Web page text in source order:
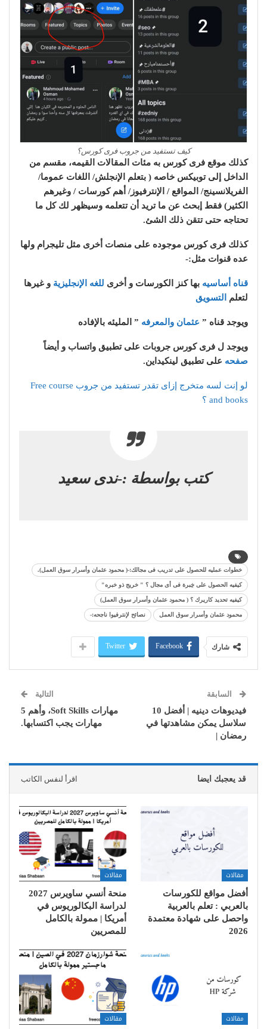
كيف تستفيد من جروب فرى كورس؟
كذلك موقع فرى كورس به مئات المقالات القيمه، مقسم من
الداخل إلى توبيكس خاصه ( بتعلم الإنجلش/ اللغات عموما/
الفريلانسينج/ المواقع / الإنترفيوز/ أهم كورسات / وغيرهم
الكثير) فقط إبحث عن ما تريد أن تتعلمه وسيظهر لك كل ما
تحتاجه حتى تتقن ذلك الشئ.
كذلك فرى كورس موجوده على منصات أخرى مثل تليجرام ولها
عده قنوات مثل:-
قناه أساسيه بها كنز الكورسات و أخرى للغه الإنجليزية و غيرها
لتعلم
التسويق
ويوجد قناه ” عثمان والمعرفه ” المليئه بالإفاده
ويوجد ل فرى كورس جروبات على تطبيق واتساب و أيضاً
صفحه على تطبيق لينكيداين.
لو إنت لسه متخرج إزاى تقدر تستفيد من جروب Free course
and books ؟
كتب بواسطة :-ندى سعيد
خطوات عمليه للحصول على تدريب فى مجالك:-( محمود عثمان وأسرار سوق العمل).
كيفيه الحصول على خِبرة فى أى مجال ؟ " خريج ذو خبره"
كيفيه تحديد كاريرك ؟ ( محمود عثمان وأسرار سوق العمل)
محمود عثمان وأسرار سوق العمل نصائح لإنترفيوا ناجحه:-
شارك Facebook
Twitter
السابقة
فيديوهات دينيه | أفضل 10
سلاسل يمكن مشاهدتها في
رمضان |
التالية
مهارات Soft Skills، وأهم 5
مهارات يجب اكتسابها.
قد يعجبك ايضا اقرأ لنفس الكاتب
مقالات
أفضل مواقع للكورسات
بالعربي : تعلم بالعربية
واحصل على شهادة معتمدة
2026
مقالات
منحة أنسي ساويرس 2027
لدراسة البكالوريوس في
أمريكا | ممولة بالكامل
للمصريين
مقالات مقالات